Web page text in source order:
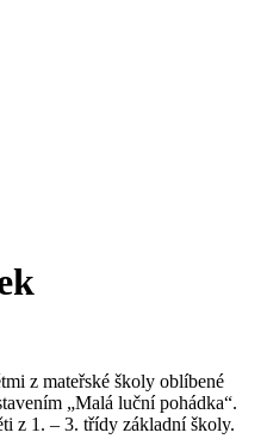
z mateřské školy oblíbené
„Malá luční pohádka“.
z 1. – 3. třídy základní školy.